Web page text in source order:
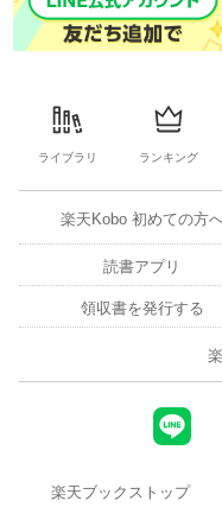
ライブラリ ランキング
楽天Kobo 初めての方
読書アプリ
領収書を発行する
楽天ブックストップ